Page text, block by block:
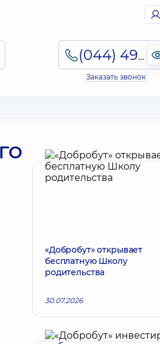
(044) 495-2-888
Заказать звонок
«Добробут» открывает
бесплатную Школу
родительства
30.07.2026